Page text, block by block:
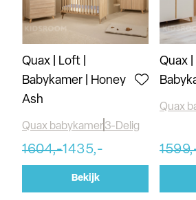
Quax | Loft |
Babykamer | Honey
Ash
Quax babykamer3-Delig
1604,-1435,-
Bekijk
Quax |
Quax